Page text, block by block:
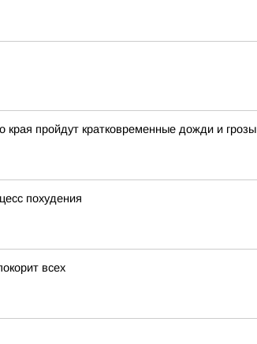
края пройдут кратковременные дожди и грозы
похудения
всех